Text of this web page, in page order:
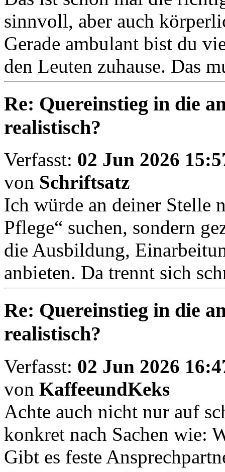
sinnvoll, aber auch
Gerade ambulant bist du
den Leuten zuhause. Das
Re: Quereinstieg in die
realistisch?
Verfasst: 02 Jun 2026
von Schriftsatz
Ich würde an deiner Stelle
Pflege“ suchen, sondern
die Ausbildung,
anbieten. Da trennt sich
Re: Quereinstieg in die
realistisch?
Verfasst: 02 Jun 2026
von KaffeeundKeks
Achte auch nicht nur auf
konkret nach Sachen wie:
Gibt es feste